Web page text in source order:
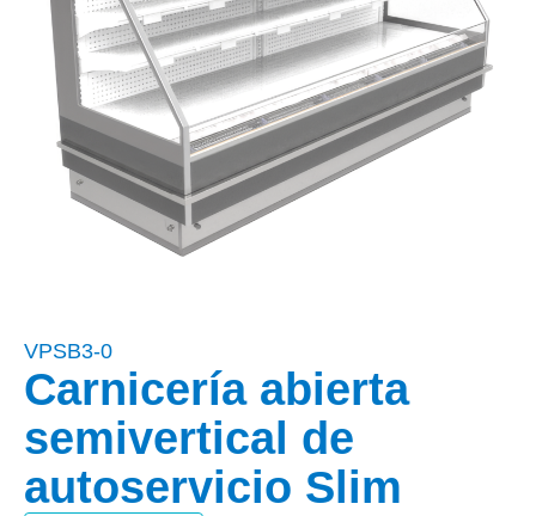
VPSB3-0
Carnicería abierta
semivertical de
autoservicio Slim